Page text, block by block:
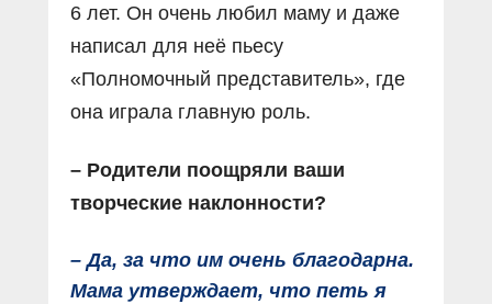
6 лет. Он очень любил маму и даже
написал для неё пьесу
«Полномочный представитель», где
она играла главную роль.
– Родители поощряли ваши
творческие наклонности?
– Да, за что им очень благодарна.
Мама утверждает, что петь я